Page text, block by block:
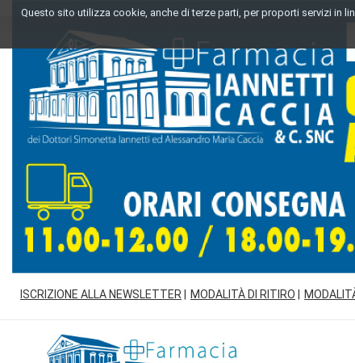
Passa
principale
Questo sito utilizza cookie, anche di terze parti, per proporti servizi in
ISCRIZIONE ALLA NEWSLETTER MODALITÀ DI RITIRO
Farmacia
Iannetti